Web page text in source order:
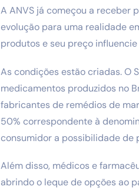
A ANVS já começou a receber
evolução para uma realidade
produtos e seu preço
As condições estão criadas. O
medicamentos produzidos no
fabricantes de remédios de
50% correspondente à
consumidor a possibilidade
Além disso, médicos e
abrindo o leque de opções ao